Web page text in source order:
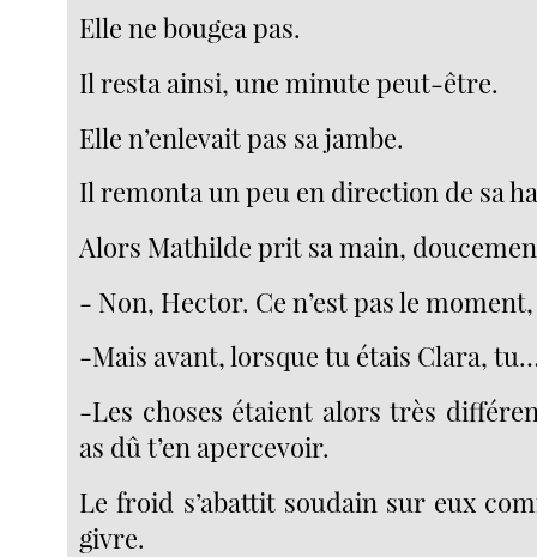
Elle ne bougea pas.
Il resta ainsi, une minute peut-être.
Elle n’enlevait pas sa jambe.
Il remonta un peu en direction de sa
Alors Mathilde prit sa main,
- Non, Hector. Ce n’est pas le
-Mais avant, lorsque tu étais Clara,
-Les choses étaient alors très
as dû t’en apercevoir.
Le froid s’abattit soudain sur eux
givre.